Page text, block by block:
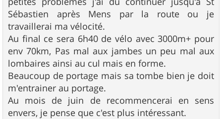
Sébastien après Mens par la route ou je
travaillerai ma vélocité.
Au final ce sera 6h40 de vélo avec 3000m+ pour
env 70km, Pas mal aux jambes un peu mal aux
lombaires ainsi au cul mais en forme.
Beaucoup de portage mais sa tombe bien je doit
m'entrainer au portage.
Au mois de juin de recommencerai en sens
envers, je pense que c'est plus intéressant.